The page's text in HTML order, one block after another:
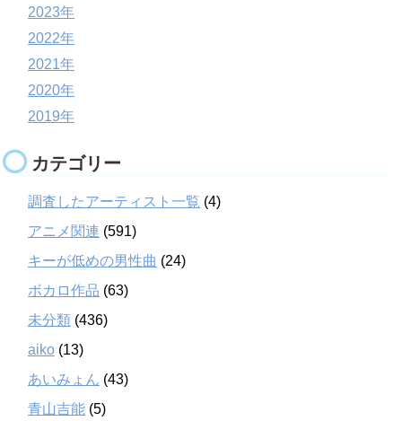
2023年
2022年
2021年
2020年
2019年
カテゴリー
調査したアーティスト一覧 (4)
アニメ関連 (591)
キーが低めの男性曲 (24)
ボカロ作品 (63)
未分類 (436)
aiko (13)
あいみょん (43)
青山吉能 (5)